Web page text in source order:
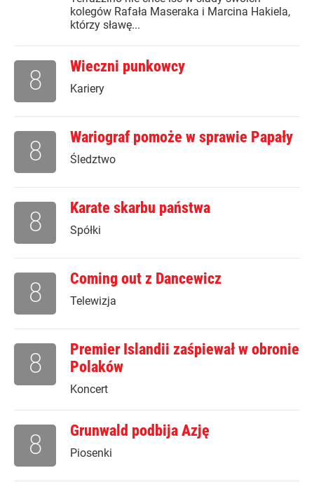
kolegów Rafała Maseraka i Marcina Hakiela,
którzy sławę...
Wieczni punkowcy
Kariery
8
Wariograf pomoże w sprawie Papały
Śledztwo
8
Karate skarbu państwa
Spółki
8
Coming out z Dancewicz
Telewizja
8
Premier Islandii zaśpiewał w obronie
Polaków
Koncert
8
Grunwald podbija Azję
Piosenki
8